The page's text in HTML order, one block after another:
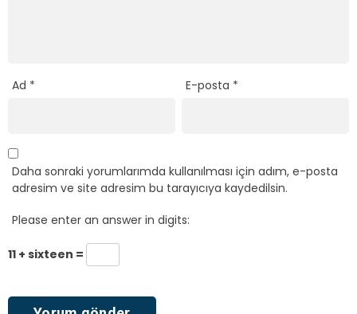
Ad * E-posta *
Daha sonraki yorumlarımda kullanılması için adım, e-posta
adresim ve site adresim bu tarayıcıya kaydedilsin.
Please enter an answer in digits:
11 + sixteen =